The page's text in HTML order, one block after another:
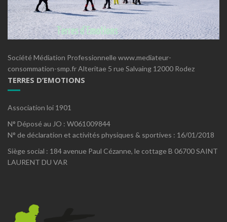
Société Médiation Professionnelle www.mediateur-
consommation-smp.fr Alteritae 5 rue Salvaing 12000 Rodez
TERRES D’EMOTIONS
Association loi 1901
N° Déposé au JO : W061009844
N° de déclaration et activités physiques & sportives : 16/01/2018
Siège social : 184 avenue Paul Cézanne, le cottage B 06700 SAINT
LAURENT DU VAR